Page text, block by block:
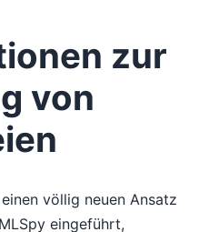
zur
von
völlig neuen Ansatz
eingeführt,